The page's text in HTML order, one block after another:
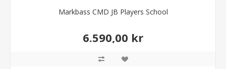
Markbass CMD JB Players School
6.590,00 kr